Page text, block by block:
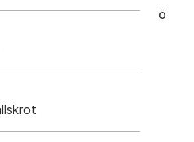
Ö